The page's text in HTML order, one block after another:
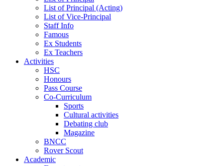
List of Principal (Acting)
List of Vice-Principal
Staff Info
Famous
Ex Students
Ex Teachers
Activities
HSC
Honours
Pass Course
Co-Curriculum
Sports
Cultural activities
Debating club
Magazine
BNCC
Rover Scout
Academic